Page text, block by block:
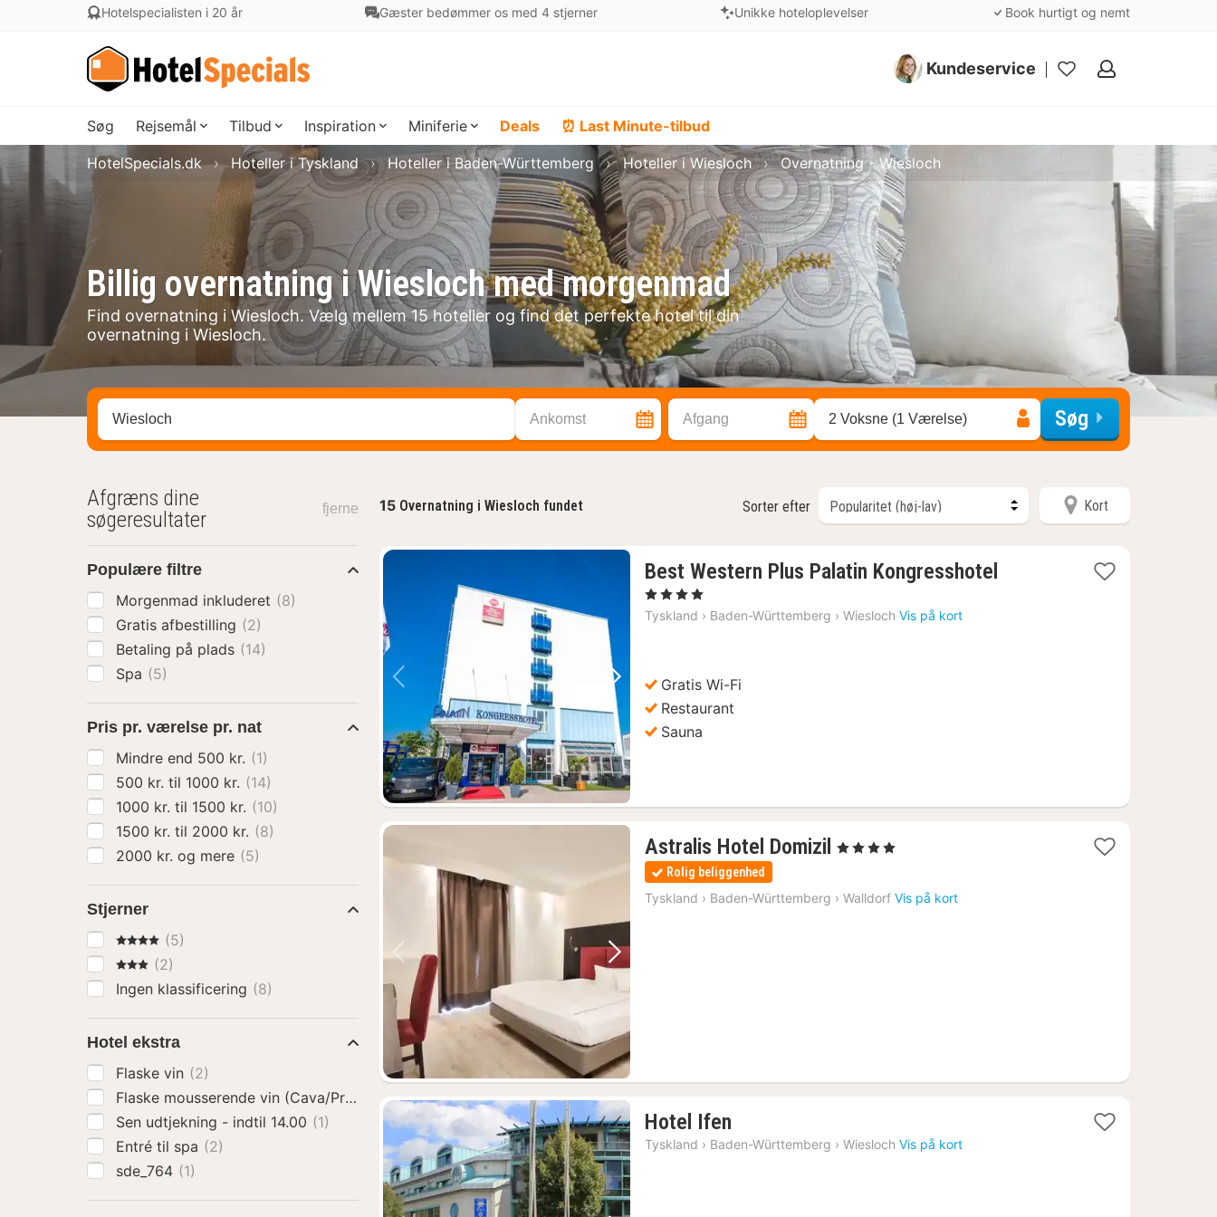
Hotelspecialisten i 20 år Gæster bedømmer os med 4 stjerner Unikke hoteloplevelser Book hurtigt og nemt
Kundeservice
Mine
Søg Rejsemål Tilbud Inspiration Miniferie Deals ⏰ Last Minute-tilbud
Billig overnatning i Wiesloch med morgenmad
Find overnatning i Wiesloch. Vælg mellem 15 hoteller og find det perfekte hotel til din
overnatning i Wiesloch.
HotelSpecials.dk Hoteller i Tyskland Hoteller i Baden-Württemberg Hoteller i Wiesloch Overnatning - Wiesloch
Søg efter destination ... Ankomst Afgang 2 Voksne (1 Værelse) Søg
15 Overnatning i Wiesloch fundet Sorter efter Kort
Forrige billede Næste billede
Best Western Plus Palatin Kongresshotel
, 4 Stjerner
Tyskland › Baden-Württemberg › Wiesloch Vis på kort
Gratis Wi-Fi
Restaurant
Sauna
Forrige billede Næste billede
Astralis Hotel Domizil 1
fra
1159
, 4 Stjerner
Rolig beliggenhed
Tyskland › Baden-Württemberg › Walldorf Vis på kort
Hotel Ifen
nat
Tyskland › Baden-Württemberg › Wiesloch Vis på kort
Afgræns dine
søgeresultater
fjerne
Populære filtre
Morgenmad inkluderet (8)
Gratis afbestilling (2)
Betaling på plads (14)
Spa (5)
Pris pr. værelse pr. nat
Mindre end 500 kr. (1)
500 kr. til 1000 kr. (14)
1000 kr. til 1500 kr. (10)
1500 kr. til 2000 kr. (8)
2000 kr. og mere (5)
Stjerner
4 Stjerner
(5)
3 Stjerner
(2)
Ingen klassificering (8)
Hotel ekstra
Flaske vin (2)
Flaske mousserende vin (Cava/Prosecco)(2)
Sen udtjekning - indtil 14.00 (1)
Entré til spa (2)
sde_764 (1)